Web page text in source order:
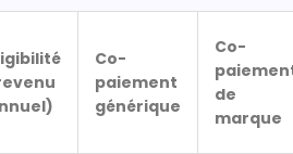
Co-
paiement
générique
Co-
de
marque